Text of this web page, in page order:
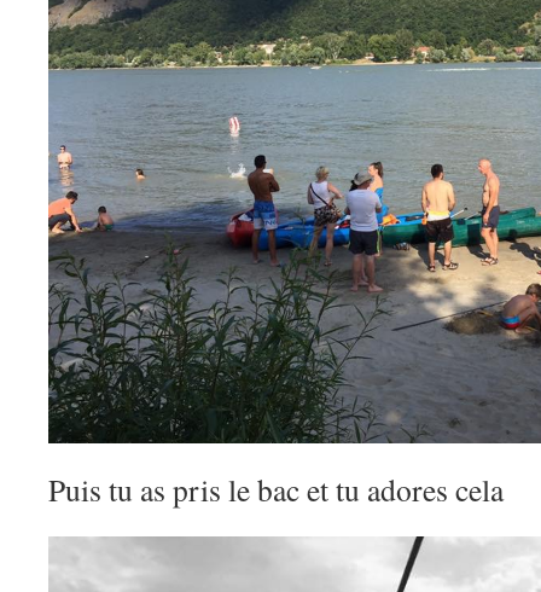
Puis tu as pris le bac et tu adores cela